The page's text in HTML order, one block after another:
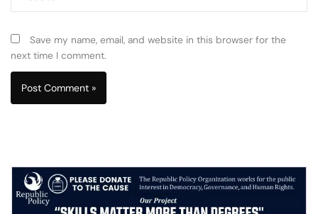
Save my name, email, and website in this browser for the
next time I comment.